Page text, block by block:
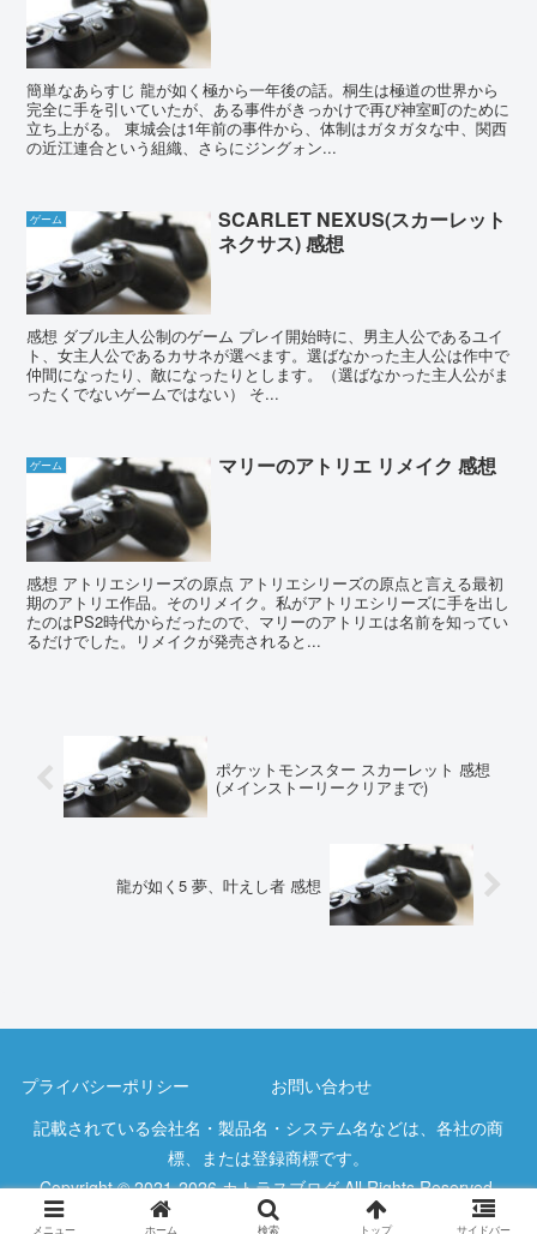
簡単なあらすじ 龍が如く極から一年後の話。桐生は極道の世界から
完全に手を引いていたが、ある事件がきっかけで再び神室町のために
立ち上がる。 東城会は1年前の事件から、体制はガタガタな中、関西
の近江連合という組織、さらにジングォン...
ゲーム
SCARLET NEXUS(スカーレット
ネクサス) 感想
感想 ダブル主人公制のゲーム プレイ開始時に、男主人公であるユイ
ト、女主人公であるカサネが選べます。選ばなかった主人公は作中で
仲間になったり、敵になったりとします。（選ばなかった主人公がま
ったくでないゲームではない） そ...
ゲーム マリーのアトリエ リメイク 感想
感想 アトリエシリーズの原点 アトリエシリーズの原点と言える最初
期のアトリエ作品。そのリメイク。私がアトリエシリーズに手を出し
たのはPS2時代からだったので、マリーのアトリエは名前を知ってい
るだけでした。リメイクが発売されると...
ポケットモンスター スカーレット 感想
(メインストーリークリアまで)
龍が如く5 夢、叶えし者 感想
プライバシーポリシー
お問い合わせ
記載されている会社名・製品名・システム名などは、各社の商
標、または登録商標です。
Copyright © 2021-2026 カトラスブログ All Rights Reserved.
メニュー ホーム 検索 トップ サイドバー